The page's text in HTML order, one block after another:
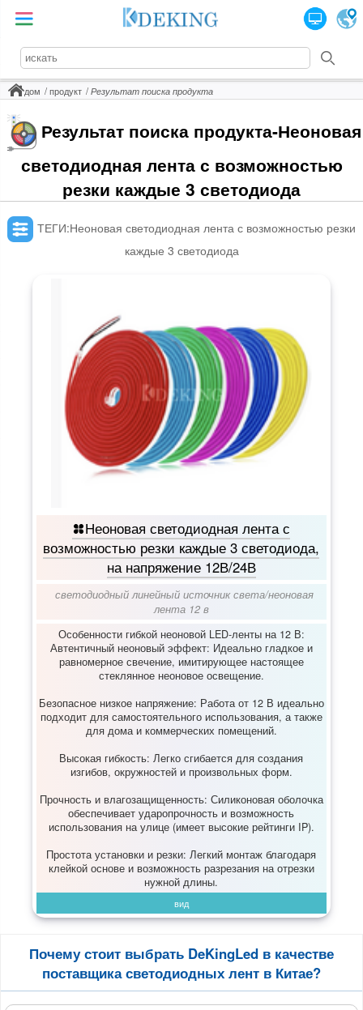
дом продукт Результат поиска продукта
Результат поиска продукта-Неоновая
светодиодная лента с возможностью
резки каждые 3 светодиода
ТЕГИ:Неоновая светодиодная лента с возможностью резки
каждые 3 светодиода
Неоновая светодиодная лента с
возможностью резки каждые 3 светодиода,
на напряжение 12В/24В
светодиодный линейный источник света/неоновая
лента 12 в
Особенности гибкой неоновой LED-ленты на 12 В:
Автентичный неоновый эффект:​ Идеально гладкое и
равномерное свечение, имитирующее настоящее
стеклянное неоновое освещение.
Безопасное низкое напряжение:​ Работа от 12 В идеально
подходит для самостоятельного использования, а также
для дома и коммерческих помещений.
Высокая гибкость:​ Легко сгибается для создания
изгибов, окружностей и произвольных форм.
Прочность и влагозащищенность:​ Силиконовая оболочка
обеспечивает ударопрочность и возможность
использования на улице (имеет высокие рейтинги IP).
Простота установки и резки:​ Легкий монтаж благодаря
клейкой основе и возможность разрезания на отрезки
нужной длины.
вид
Почему стоит выбрать DeKingLed в качестве
поставщика светодиодных лент в Китае?